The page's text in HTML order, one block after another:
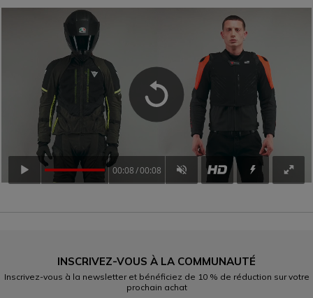
00:08 00:08
INSCRIVEZ-VOUS À LA COMMUNAUTÉ
Inscrivez-vous à la newsletter et bénéficiez de 10 % de réduction sur votre
prochain achat